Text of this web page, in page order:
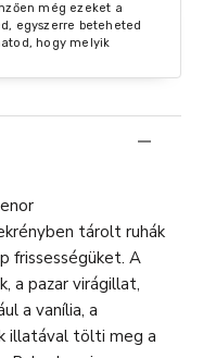
még ezeket a
egyszerre beteheted
hogy melyik
tárolt ruhák
frissességüket. A
a pazar virágillat,
a vanília, a
illatával tölti meg a